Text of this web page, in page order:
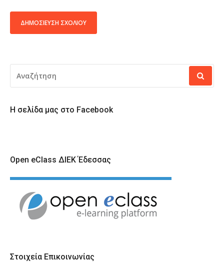
ΓΙΑ:
Η σελίδα μας στο Facebook
Open eClass ΔΙΕΚ Έδεσσας
Στοιχεία Επικοινωνίας